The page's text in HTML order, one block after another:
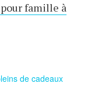
famille à
de cadeaux